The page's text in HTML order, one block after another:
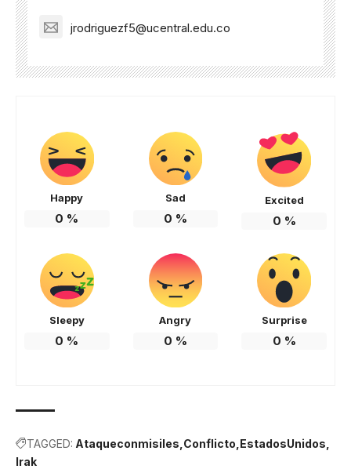
jrodriguezf5@ucentral.edu.co
Happy
0 %
Sad
0 %
Excited
0 %
Sleepy
0 %
Angry
0 %
Surprise
0 %
TAGGED: Ataqueconmisiles Conflicto EstadosUnidos
Irak